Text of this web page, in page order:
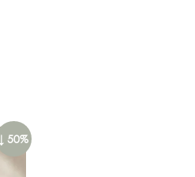
↓ 50%